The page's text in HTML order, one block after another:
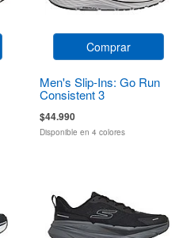
Comprar
Men's Slip-Ins: Go Run
Consistent 3
$44.990
Disponible en 4 colores